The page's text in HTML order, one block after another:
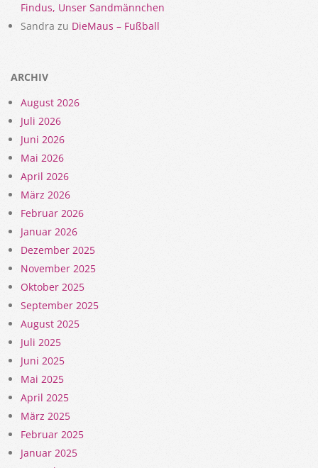
Findus, Unser Sandmännchen
Sandra zu DieMaus – Fußball
ARCHIV
August 2026
Juli 2026
Juni 2026
Mai 2026
April 2026
März 2026
Februar 2026
Januar 2026
Dezember 2025
November 2025
Oktober 2025
September 2025
August 2025
Juli 2025
Juni 2025
Mai 2025
April 2025
März 2025
Februar 2025
Januar 2025